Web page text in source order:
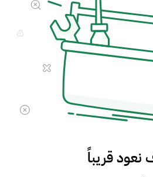
قريباً